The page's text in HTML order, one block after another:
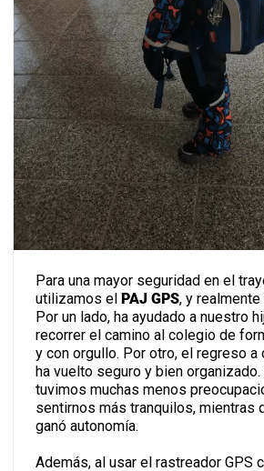
Para una mayor seguridad en el
utilizamos el PAJ GPS, y
Por un lado, ha ayudado a nuestro
recorrer el camino al colegio de
independiente y con orgullo. Por
casa también se ha vuelto seguro
organizado. Como padres,
preocupaciones y pudimos
tranquilos, mientras que nuestro